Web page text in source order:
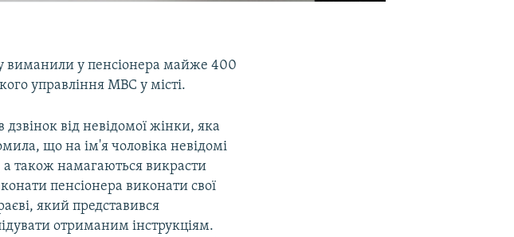
виманили у пенсіонера майже 400
управління МВС у місті.
від невідомої жінки, яка
що на ім'я чоловіка невідомі
а також намагаються викрасти
пенсіонера виконати свої
який представився
отриманим інструкціям.